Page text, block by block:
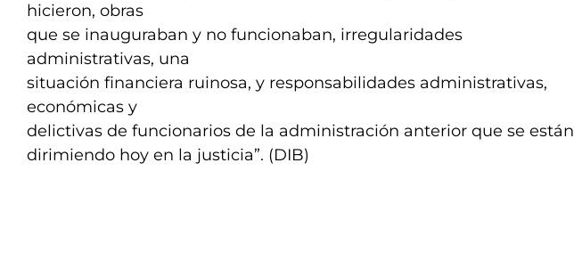
hicieron, obras
que se inauguraban y no funcionaban, irregularidades
administrativas, una
situación financiera ruinosa, y responsabilidades administrativas,
económicas y
delictivas de funcionarios de la administración anterior que se están
dirimiendo hoy en la justicia”. (DIB)